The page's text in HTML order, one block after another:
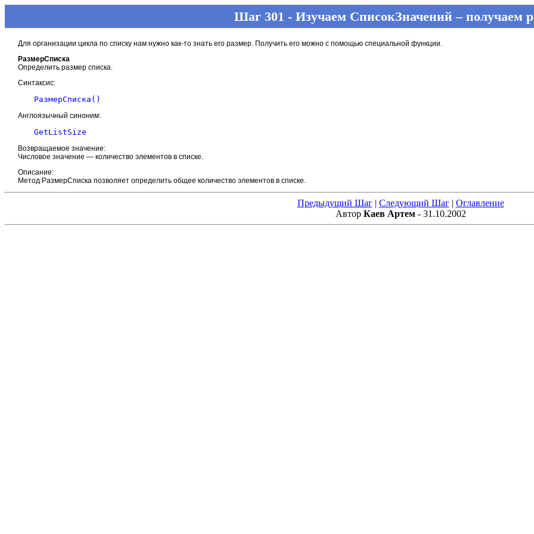
Шаг 301 - Изучаем СписокЗначений – получаем
Для организации цикла по списку нам нужно как-то знать его размер. Получить его можно с помощью специальной функции.
РазмерСписка
Определить размер списка.
Синтаксис:
Англоязычный синоним:
Возвращаемое значение:
Числовое значение — количество элементов в списке.
Описание:
Метод РазмерСписка позволяет определить общее количество элементов в списке.
Предыдущий Шаг| Следующий Шаг| Оглавление
Автор Каев Артем- 31.10.2002